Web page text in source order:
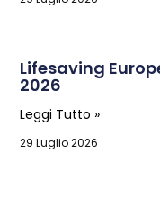
Lifesaving
2026
Leggi Tutto »
29 Luglio 2026